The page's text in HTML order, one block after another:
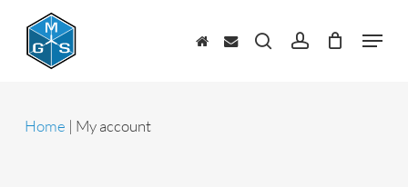
content
zoekenaccount Menu
Home | My account